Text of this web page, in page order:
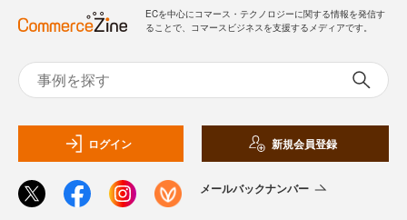
ECを中心にコマース・テクノロジーに関する情報を発信す
ることで、コマースビジネスを支援するメディアです。
ログイン 新規会員登録
メールバックナンバー